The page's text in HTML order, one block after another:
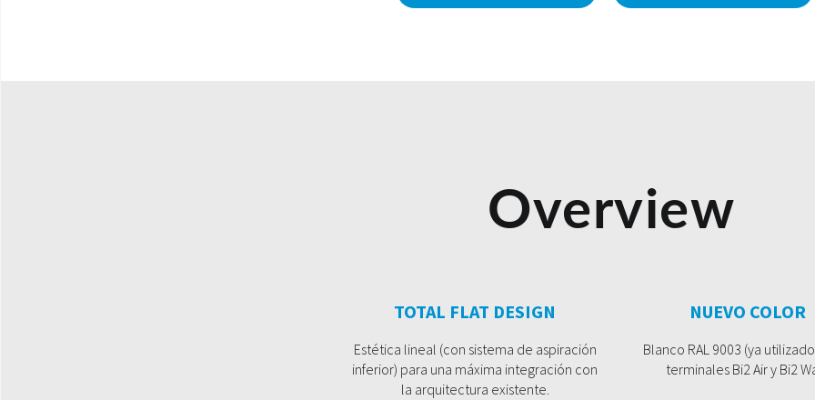
Overview
TOTAL FLAT DESIGN
Estética lineal (con sistema de aspiración
inferior) para una máxima integración con
la arquitectura existente.
NUEVO COLOR
Blanco RAL 9003 (ya
terminales Bi2 Air y Bi2